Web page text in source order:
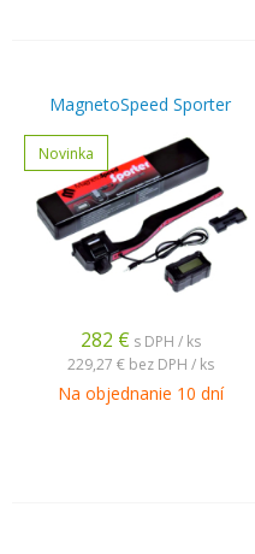
MagnetoSpeed Sporter
Novinka
282 € s DPH / ks
229,27 € bez DPH / ks
Na objednanie 10 dní